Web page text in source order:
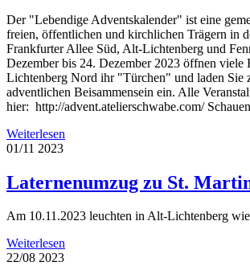
Der "Lebendige Adventskalender" ist eine
freien, öffentlichen und kirchlichen Trägern in
Frankfurter Allee Süd, Alt-Lichtenberg und
Dezember bis 24. Dezember 2023 öffnen viele
Lichtenberg Nord ihr "Türchen" und laden Sie
adventlichen Beisammensein ein. Alle
hier: http://advent.atelierschwabe.com/
Weiterlesen
01/11 2023
Laternenumzug zu St.
Am 10.11.2023 leuchten in Alt-Lichtenberg
Weiterlesen
22/08 2023